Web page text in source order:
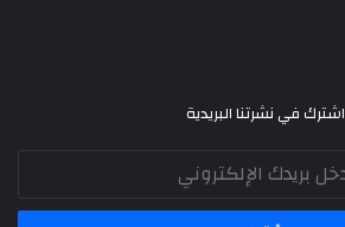
اشترك في نشرتنا البريدية